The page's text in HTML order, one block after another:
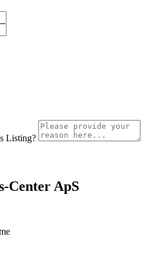
Listing?
Center ApS